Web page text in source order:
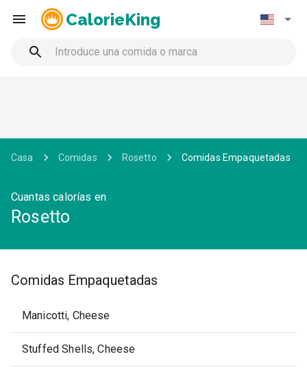
CalorieKing
Casa Comidas Rosetto Comidas Empaquetadas
Cuantas calorías en
Rosetto
Comidas Empaquetadas
Manicotti, Cheese
Stuffed Shells, Cheese